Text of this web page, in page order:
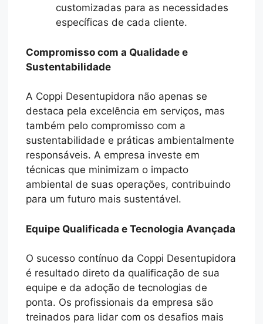
customizadas para as necessidades
específicas de cada cliente.
Compromisso com a Qualidade e
Sustentabilidade
A Coppi Desentupidora não apenas se
destaca pela excelência em serviços, mas
também pelo compromisso com a
sustentabilidade e práticas ambientalmente
responsáveis. A empresa investe em
técnicas que minimizam o impacto
ambiental de suas operações, contribuindo
para um futuro mais sustentável.
Equipe Qualificada e Tecnologia Avançada
O sucesso contínuo da Coppi Desentupidora
é resultado direto da qualificação de sua
equipe e da adoção de tecnologias de
ponta. Os profissionais da empresa são
treinados para lidar com os desafios mais